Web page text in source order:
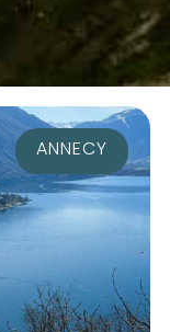
ANNECY